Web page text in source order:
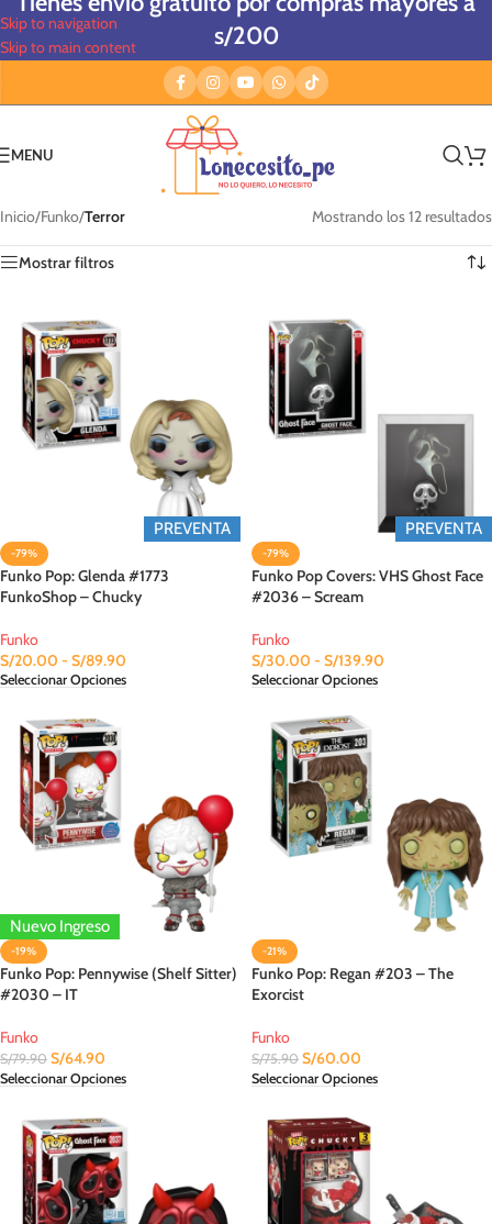
Skip to navigation
Skip to main content
s/200
MENU
Inicio/Funko/Terror Mostrando los 12 resultados
Mostrar filtros
PREVENTA
-79%
Funko Pop: Glenda #1773
FunkoShop – Chucky
Funko
S/20.00 - S/89.90
Seleccionar Opciones
PREVENTA
-79%
Funko Pop Covers: VHS Ghost Face
#2036 – Scream
Funko
S/30.00 - S/139.90
Seleccionar Opciones
Nuevo Ingreso
-19%
Funko Pop: Pennywise (Shelf Sitter)
#2030 – IT
Funko
S/79.90 S/64.90
Seleccionar Opciones
-21%
Funko Pop: Regan #203 – The
Exorcist
Funko
S/75.90 S/60.00
Seleccionar Opciones